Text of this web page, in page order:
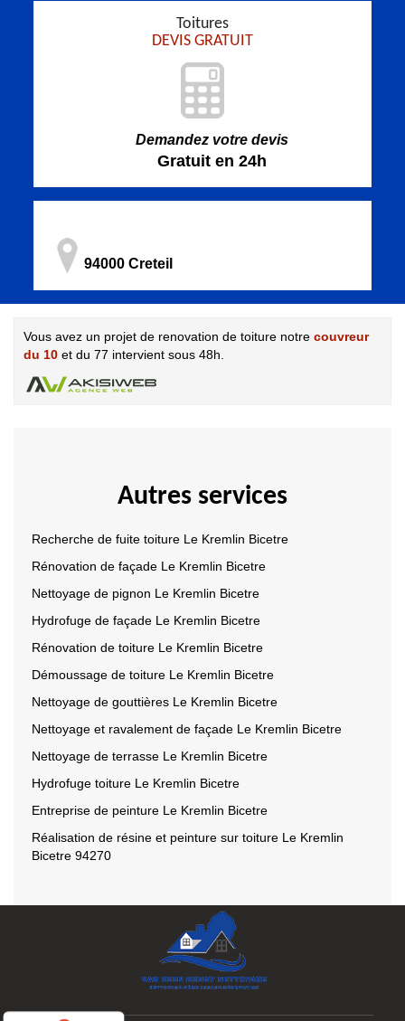
Toitures
DEVIS GRATUIT
Demandez votre devis
Gratuit en 24h
94000 Creteil
Vous avez un projet de renovation de toiture notre couvreur
du 10 et du 77 intervient sous 48h.
Autres services
Recherche de fuite toiture Le Kremlin Bicetre
Rénovation de façade Le Kremlin Bicetre
Nettoyage de pignon Le Kremlin Bicetre
Hydrofuge de façade Le Kremlin Bicetre
Rénovation de toiture Le Kremlin Bicetre
Démoussage de toiture Le Kremlin Bicetre
Nettoyage de gouttières Le Kremlin Bicetre
Nettoyage et ravalement de façade Le Kremlin Bicetre
Nettoyage de terrasse Le Kremlin Bicetre
Hydrofuge toiture Le Kremlin Bicetre
Entreprise de peinture Le Kremlin Bicetre
Réalisation de résine et peinture sur toiture Le Kremlin
Bicetre 94270